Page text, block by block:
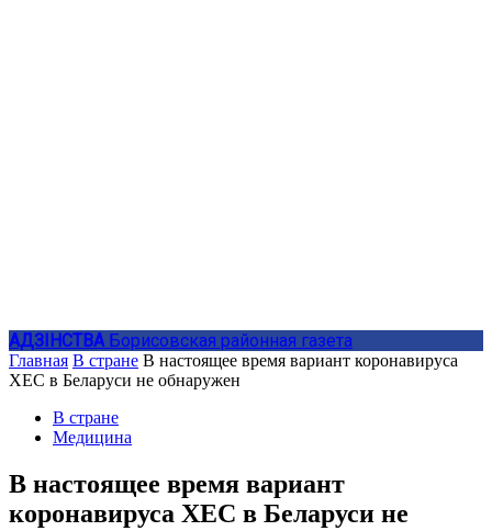
АДЗIНСТВА Борисовская районная газета
Главная В стране В настоящее время вариант коронавируса
XEC в Беларуси не обнаружен
В стране
Медицина
В настоящее время вариант
коронавируса XEC в Беларуси не